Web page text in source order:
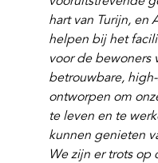
hart van Turijn, en
helpen bij het
voor de bewoners
betrouwbare,
ontworpen om
te leven en te
kunnen genieten
We zijn er trots op